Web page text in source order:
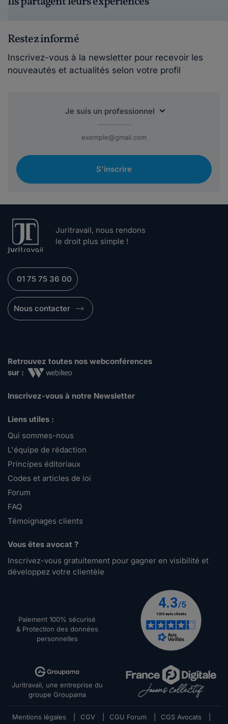
Restez informé
Inscrivez-vous à la newsletter pour recevoir les
nouveautés et actualités selon votre profil
S'inscrire
Juritravail, nous rendons
le droit plus simple !
01 75 75 36 00
Nous contacter
Retrouvez toutes nos webconférences
sur :
Inscrivez-vous à notre Newsletter
Liens utiles :
Qui sommes-nous
L'équipe de rédaction
Principes éditoriaux
Codes et articles de loi
Forum
FAQ
Témoignages clients
Vous êtes avocat ?
Inscrivez-vous gratuitement pour gagner en visibilité et
développez votre clientèle
Paiement 100% sécurisé
& Protection des données
personnelles
Juritravail, une entreprise du
groupe Groupama
Mentions légales CGV CGU Forum CGS Avocats